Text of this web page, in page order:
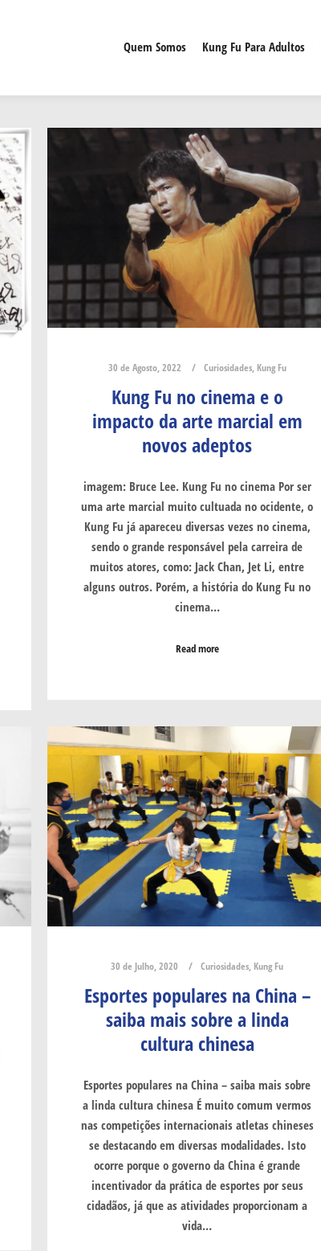
Quem Somos Kung Fu Para Adultos
30 de Agosto, 2022 Curiosidades, Kung Fu
Kung Fu no cinema e o
impacto da arte marcial em
novos adeptos
imagem: Bruce Lee. Kung Fu no cinema Por ser
uma arte marcial muito cultuada no ocidente, o
Kung Fu já apareceu diversas vezes no cinema,
sendo o grande responsável pela carreira de
muitos atores, como: Jack Chan, Jet Li, entre
alguns outros. Porém, a história do Kung Fu no
cinema…
Read more
30 de Julho, 2020 Curiosidades Kung Fu
Esportes populares na China –
saiba mais sobre a linda
cultura chinesa
Esportes populares na China – saiba mais sobre
a linda cultura chinesa É muito comum vermos
nas competições internacionais atletas chineses
se destacando em diversas modalidades. Isto
ocorre porque o governo da China é grande
incentivador da prática de esportes por seus
cidadãos, já que as atividades proporcionam a
vida…